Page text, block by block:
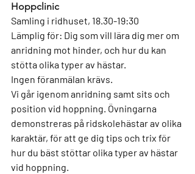
Hoppclinic
Samling i ridhuset, 18.30-19:30
Lämplig för: Dig som vill lära dig mer om
anridning mot hinder, och hur du kan
stötta olika typer av hästar.
Ingen föranmälan krävs.
Vi går igenom anridning samt sits och
position vid hoppning. Övningarna
demonstreras på ridskolehästar av olika
karaktär, för att ge dig tips och trix för
hur du bäst stöttar olika typer av hästar
vid hoppning.